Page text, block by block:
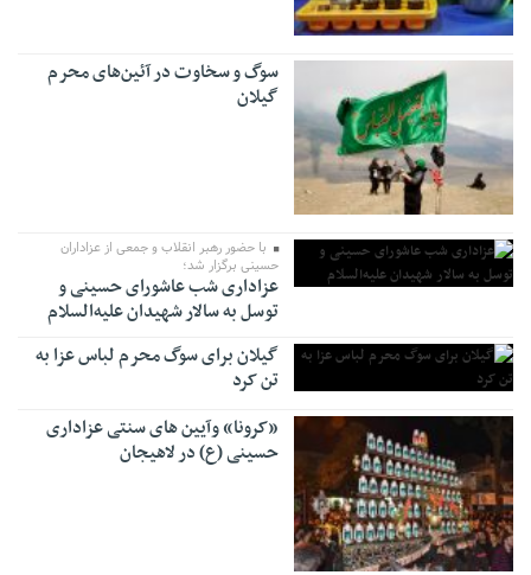
سوگ و سخاوت در آئین‌های محرم
گیلان
با حضور رهبر انقلاب و جمعی از عزاداران
حسینی برگزار شد؛
عزاداری شب عاشورای حسینی و
توسل به سالار شهیدان‌ علیه‌السلام
گیلان برای سوگ محرم لباس عزا به
تن کرد
«کرونا» وآیین های سنتی عزاداری
حسینی (ع) در لاهیجان